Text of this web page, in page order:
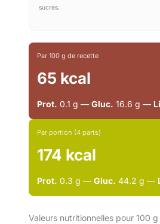
sucres.
Par 100 g de recette
65 kcal
Prot. 0.1 g — Gluc. 16.6 g —
Par portion (4 parts)
174 kcal
Prot. 0.3 g — Gluc. 44.2 g —
Valeurs nutritionnelles pour 100 g